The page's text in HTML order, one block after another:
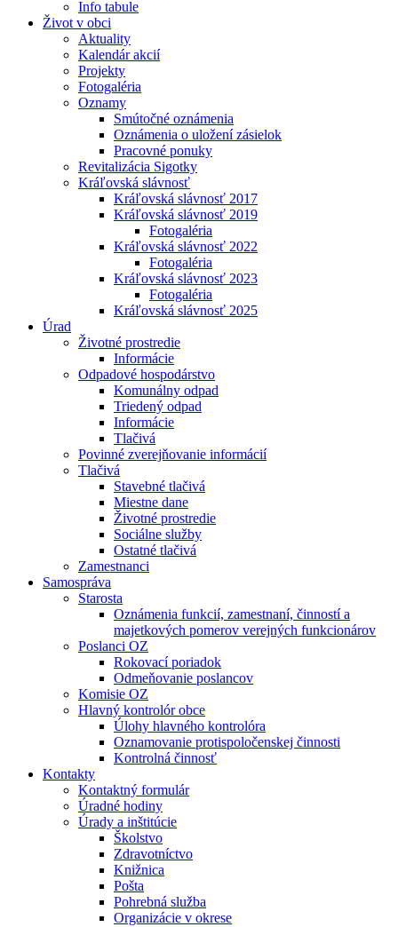
Info tabule
Život v obci
Aktuality
Kalendár akcií
Projekty
Fotogaléria
Oznamy
Smútočné oznámenia
Oznámenia o uložení zásielok
Pracovné ponuky
Revitalizácia Sigotky
Kráľovská slávnosť
Kráľovská slávnosť 2017
Kráľovská slávnosť 2019
Fotogaléria
Kráľovská slávnosť 2022
Fotogaléria
Kráľovská slávnosť 2023
Fotogaléria
Kráľovská slávnosť 2025
Úrad
Životné prostredie
Informácie
Odpadové hospodárstvo
Komunálny odpad
Triedený odpad
Informácie
Tlačivá
Povinné zverejňovanie informácií
Tlačivá
Stavebné tlačivá
Miestne dane
Životné prostredie
Sociálne služby
Ostatné tlačivá
Zamestnanci
Samospráva
Starosta
Oznámenia funkcií, zamestnaní, činností a
majetkových pomerov verejných funkcionárov
Poslanci OZ
Rokovací poriadok
Odmeňovanie poslancov
Komisie OZ
Hlavný kontrolór obce
Úlohy hlavného kontrolóra
Oznamovanie protispoločenskej činnosti
Kontrolná činnosť
Kontakty
Kontaktný formulár
Úradné hodiny
Úrady a inštitúcie
Školstvo
Zdravotníctvo
Knižnica
Pošta
Pohrebná služba
Organizácie v okrese